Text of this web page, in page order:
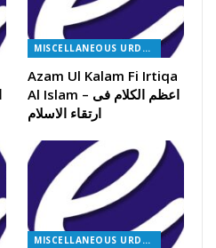
MISCELLANEOUS URDU BOOKS
Azam Ul Kalam Fi Irtiqa
Al Islam – اعظم الکلام فی
ارتقاء الاسلام
MISCELLANEOUS URDU BOOKS